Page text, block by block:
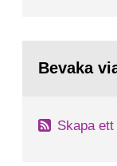
Bevaka
Skapa